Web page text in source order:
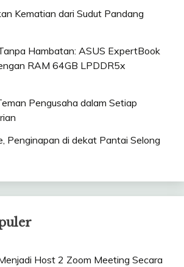
Kematian dari Sudut Pandang
Hambatan: ASUS ExpertBook
RAM 64GB LPDDR5x
Pengusaha dalam Setiap
Penginapan di dekat Pantai Selong
Host 2 Zoom Meeting Secara